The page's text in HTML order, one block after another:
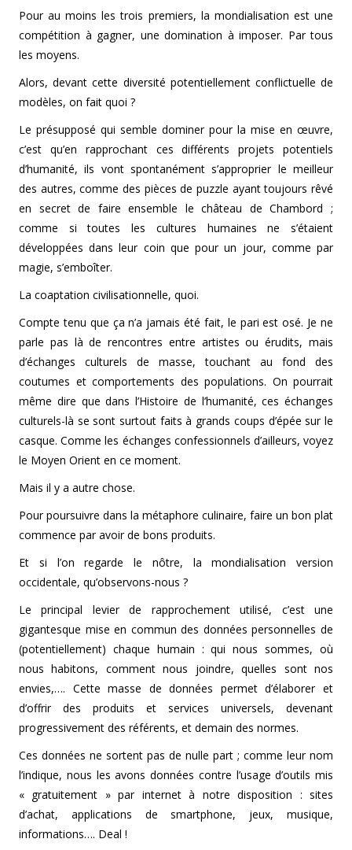
Pour au moins les trois premiers, la mondialisation est une
compétition à gagner, une domination à imposer. Par tous
les moyens.
Alors, devant cette diversité potentiellement conflictuelle de
modèles, on fait quoi ?
Le présupposé qui semble dominer pour la mise en œuvre,
c’est qu’en rapprochant ces différents projets potentiels
d’humanité, ils vont spontanément s’approprier le meilleur
des autres, comme des pièces de puzzle ayant toujours rêvé
en secret de faire ensemble le château de Chambord ;
comme si toutes les cultures humaines ne s’étaient
développées dans leur coin que pour un jour, comme par
magie, s’emboîter.
La coaptation civilisationnelle, quoi.
Compte tenu que ça n’a jamais été fait, le pari est osé. Je ne
parle pas là de rencontres entre artistes ou érudits, mais
d’échanges culturels de masse, touchant au fond des
coutumes et comportements des populations. On pourrait
même dire que dans l’Histoire de l’humanité, ces échanges
culturels-là se sont surtout faits à grands coups d’épée sur le
casque. Comme les échanges confessionnels d’ailleurs, voyez
le Moyen Orient en ce moment.
Mais il y a autre chose.
Pour poursuivre dans la métaphore culinaire, faire un bon plat
commence par avoir de bons produits.
Et si l’on regarde le nôtre, la mondialisation version
occidentale, qu’observons-nous ?
Le principal levier de rapprochement utilisé, c’est une
gigantesque mise en commun des données personnelles de
(potentiellement) chaque humain : qui nous sommes, où
nous habitons, comment nous joindre, quelles sont nos
envies,…. Cette masse de données permet d’élaborer et
d’offrir des produits et services universels, devenant
progressivement des référents, et demain des normes.
Ces données ne sortent pas de nulle part ; comme leur nom
l’indique, nous les avons données contre l’usage d’outils mis
« gratuitement » par internet à notre disposition : sites
d’achat, applications de smartphone, jeux, musique,
informations…. Deal !